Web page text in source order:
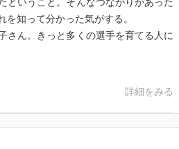
知って分かった気がする。
さん。きっと多くの選手を育てる人に
詳細をみる